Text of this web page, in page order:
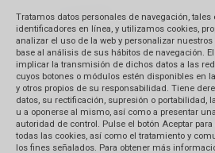
E-mail(*)
Tratamos datos personales de navegación,
identificadores en línea, y utilizamos cookies,
analizar el uso de la web y personalizar
base al análisis de sus hábitos de navegación.
implicar la transmisión de dichos datos a las
cuyos botones o módulos estén disponibles en
y otros propios de su responsabilidad. Tiene
datos, su rectificación, supresión o portabilidad,
u a oponerse al mismo, así como a presentar
autoridad de control. Pulse el botón Aceptar
todas las cookies, así como el tratamiento y
los fines señalados. Para obtener más